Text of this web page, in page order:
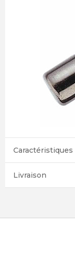
Caractéristiques
Livraison